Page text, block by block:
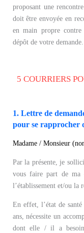
proposant une
doit être envoyée en
en main propre
dépôt de votre demande.
5 COURRIERS
1. Lettre de
pour se rapprocher
Madame / Monsieur
Par la présente, je
vous faire part de ma
l’établissement et/ou la
En effet, l’état de
ans, nécessite un
dont elle / il a besoin